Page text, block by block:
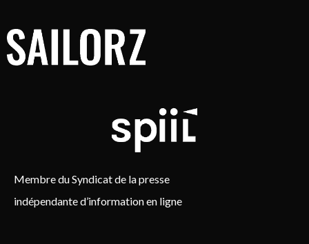
Membre du Syndicat de la presse
indépendante d’information en ligne